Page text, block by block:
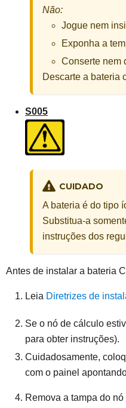
Não:
Jogue nem
Exponha a
Conserte nem
Descarte a bateria
S005
CUIDADO
A bateria é do tipo
Substitua-a
instruções dos
Antes de instalar a bateria
Leia Diretrizes de
Se o nó de cálculo
para obter instruções).
Cuidadosamente,
com o painel
Remova a tampa do